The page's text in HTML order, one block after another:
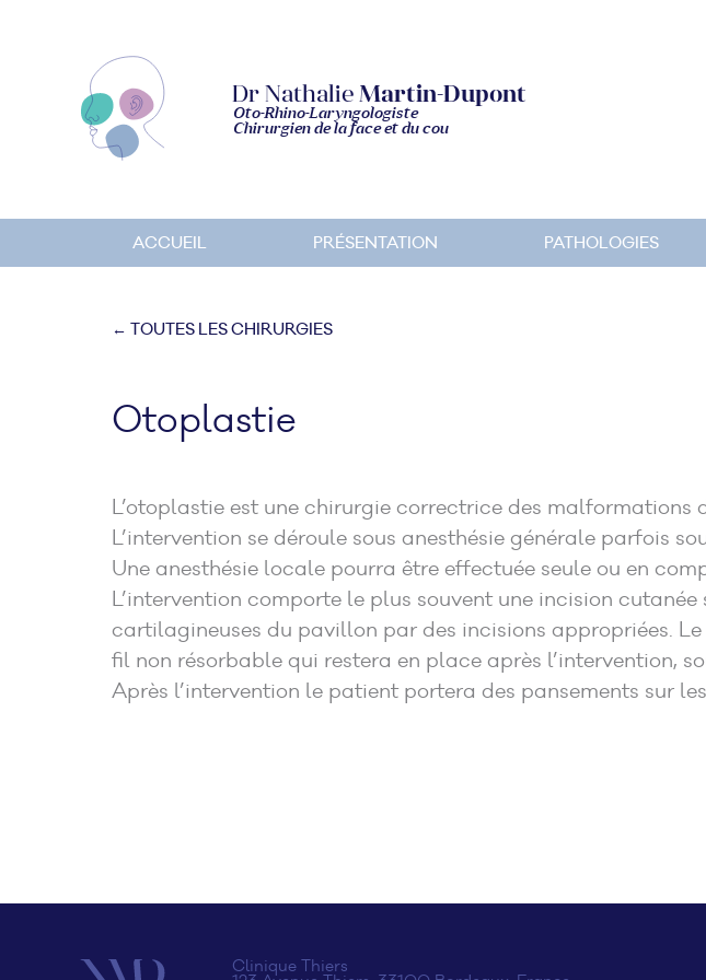
Dr NathalieMartin-Dupont
Oto-Rhino-Laryngologiste
Chirurgien de la face et du cou
ACCUEIL PRÉSENTATION PATHOLOGIES
← TOUTES LES CHIRURGIES
Otoplastie
L’otoplastie est une chirurgie correctrice des malformations
L’intervention se déroule sous anesthésie générale parfois
Une anesthésie locale pourra être effectuée seule ou en
L’intervention comporte le plus souvent une incision
cartilagineuses du pavillon par des incisions appropriées.
fil non résorbable qui restera en place après l’intervention,
Après l’intervention le patient portera des pansements sur
Clinique Thiers